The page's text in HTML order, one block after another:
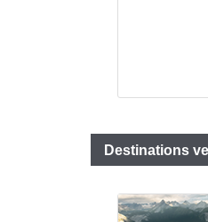
Destinations